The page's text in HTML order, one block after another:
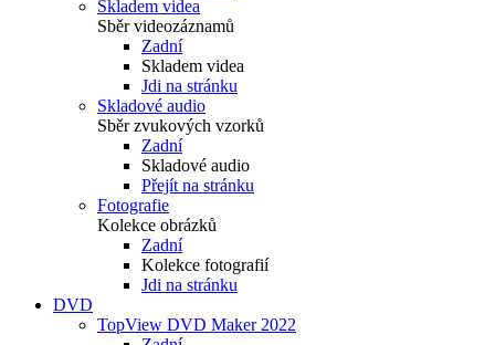
Skladem videa
Sběr videozáznamů
Zadní
Skladem videa
Jdi na stránku
Skladové audio
Sběr zvukových vzorků
Zadní
Skladové audio
Přejít na stránku
Fotografie
Kolekce obrázků
Zadní
Kolekce fotografií
Jdi na stránku
DVD
TopView DVD Maker 2022